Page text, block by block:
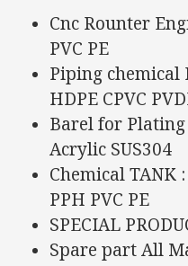
Cnc Rounter
PVC PE
Piping chemical
HDPE CPVC
Barel for Plating
Acrylic SUS304
Chemical TANK
PPH PVC PE
SPECIAL
Spare part All